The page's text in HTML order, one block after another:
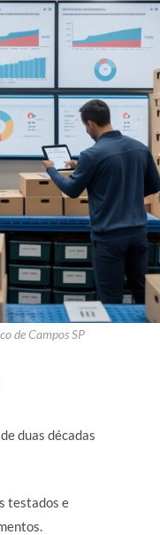
de Campos SP
duas décadas
testados e